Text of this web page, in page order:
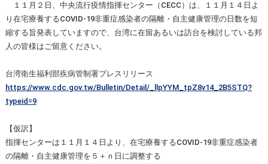
１１月２日、中央流行疫情指揮センター（CECC）は、１１月１４日よ
り在宅療養するCOVID-19非重症感染者の隔離・自主健康管理の日数を短
縮する旨発表していますので、台湾に在留あるいは訪台を検討している邦
人の皆様はご留意ください。
台湾衛生福利部疾病管制署プレスリリース
https://www.cdc.gov.tw/Bulletin/Detail/_llpYYM_tpZ8v14_2B5STQ?
typeid=9
【仮訳】
指揮センターは１１月１４日より、在宅療養するCOVID-19非重症感染者
の隔離・自主健康管理を５＋ｎ日に調整する